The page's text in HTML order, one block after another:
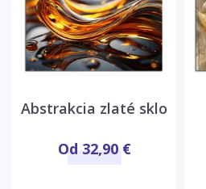
Abstrakcia zlaté sklo
Od 32,90 €